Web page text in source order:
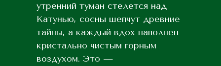
утренний туман стелется над
Катунью, сосны шепчут древние
тайны, а каждый вдох наполнен
кристально чистым горным
воздухом. Это —